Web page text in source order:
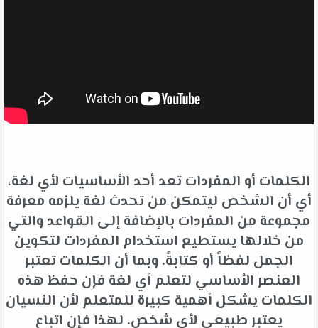
الكلمات أو المفردات تعد أحد الأساسيات لأي لغة،
أي أن الشخص ليتمكن من تحدث لغة يلزمه معرفة
مجموعة من المفردات بالإضافة إلى القواعد والتي
من خلالها يستطيع استخدام المفردات لتكوين
الجمل لفظاً أو كتابةً. وبما أن الكلمات تعتبر
العنصر الأساسي لتعلم أي لغة فإن حفظ هذه
الكلمات يشكل أهمية كبيرة للمتعلم لأن النسيان
يعتبر طبيعي لأي شخص. لهذا فإن اتباع